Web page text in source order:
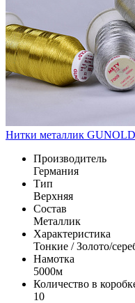
Нитки металлик GUNOLD
Производитель
Германия
Тип
Верхняя
Состав
Металлик
Характеристика
Тонкие / Золото/
Намотка
5000м
Количество в
10